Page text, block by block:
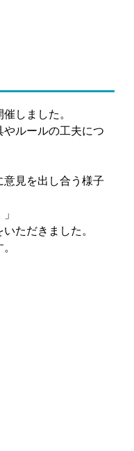
しました。
ルールの工夫につ
見を出し合う様子
ただきました。